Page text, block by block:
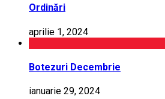
Ordinări
aprilie 1, 2024
Botezuri Decembrie
ianuarie 29, 2024